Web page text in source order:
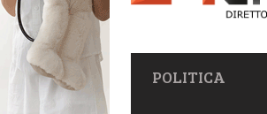
NAVIGAZIONE
PRIMARIA
POLITICA